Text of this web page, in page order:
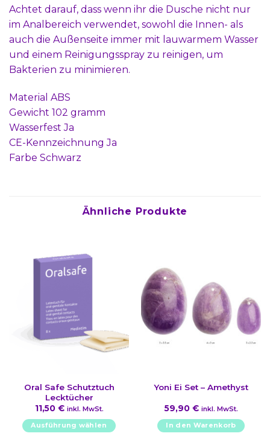
Achtet darauf, dass wenn ihr die Dusche nicht nur
im Analbereich verwendet, sowohl die Innen- als
auch die Außenseite immer mit lauwarmem Wasser
und einem Reinigungsspray zu reinigen, um
Bakterien zu minimieren.
Material ABS
Gewicht 102 gramm
Wasserfest Ja
CE-Kennzeichnung Ja
Farbe Schwarz
Ähnliche Produkte
Oral Safe Schutztuch
Lecktücher
11,50 € inkl. MwSt.
Ausführung wählen
Yoni Ei Set – Amethyst
59,90 € inkl. MwSt.
In den Warenkorb